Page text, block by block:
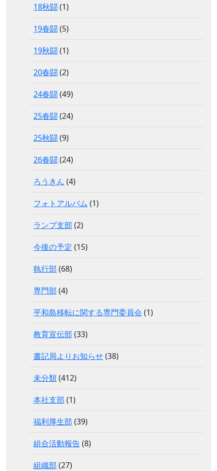
18秋闘 (1)
19春闘 (5)
19秋闘 (1)
20春闘 (2)
24春闘 (49)
25春闘 (24)
25秋闘 (9)
26春闘 (24)
ろうきん (4)
フォトアルバム (1)
ランプ支部 (2)
今後の予定 (15)
執行部 (68)
専門部 (4)
平和島移転に関する専門委員会 (1)
教育宣伝部 (33)
書記局よりお知らせ(38)
未分類(412)
本社支部 (1)
福利厚生部 (39)
組合活動報告(8)
組織部 (27)